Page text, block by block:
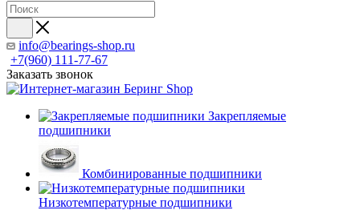
info@bearings-shop.ru
+7(960) 111-77-67
Заказать звонок
Закрепляемые
подшипники
Комбинированные подшипники
Низкотемпературные подшипники